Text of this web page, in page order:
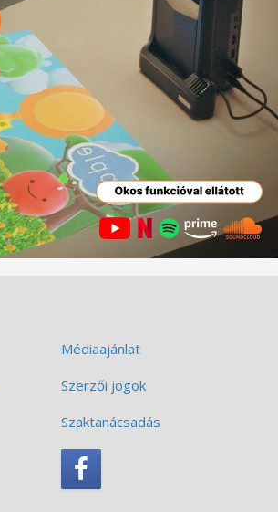
Médiaajánlat
Szerzői jogok
Szaktanácsadás